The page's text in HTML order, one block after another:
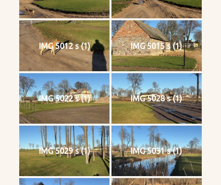
IMG 5012 s (1) IMG 5015 s (1)
IMG 5022 s (1) IMG 5028 s (1)
IMG 5029 s (1) IMG 5031 s (1)